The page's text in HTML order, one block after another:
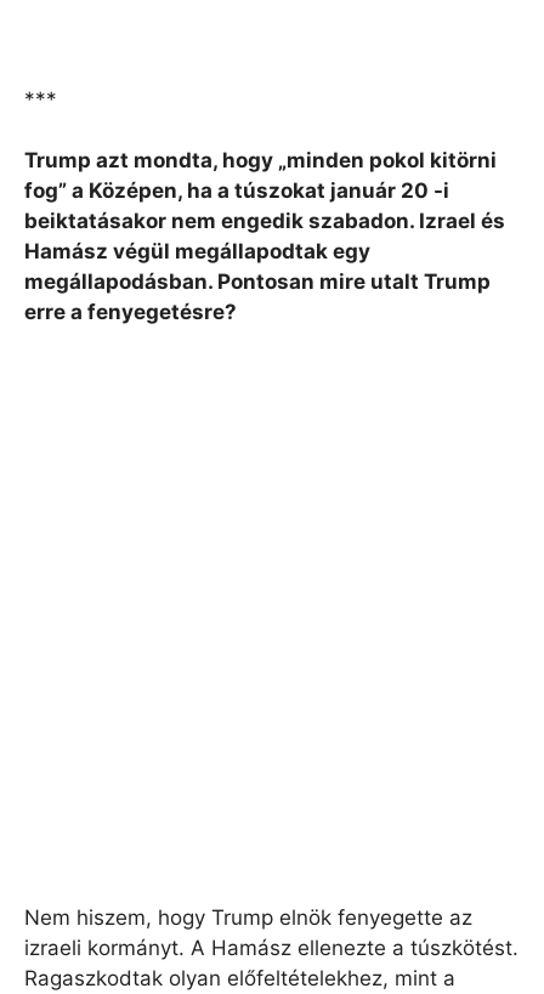
***
Trump azt mondta, hogy „minden pokol kitörni
fog” a Középen, ha a túszokat január 20 -i
beiktatásakor nem engedik szabadon. Izrael és
Hamász végül megállapodtak egy
megállapodásban. Pontosan mire utalt Trump
erre a fenyegetésre?
Nem hiszem, hogy Trump elnök fenyegette az
izraeli kormányt. A Hamász ellenezte a túszkötést.
Ragaszkodtak olyan előfeltételekhez, mint a